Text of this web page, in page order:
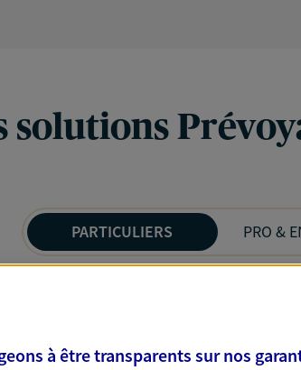
solutions
PARTICULIERS PRO &
à être transparents sur nos